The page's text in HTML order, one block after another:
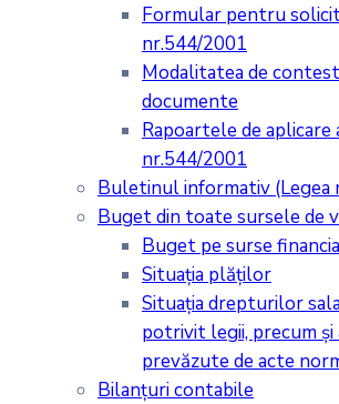
Formular pentru
nr.544/2001
Modalitatea de
documente
Rapoartele de aplicare
nr.544/2001
Buletinul informativ (Legea
Buget din toate sursele de
Buget pe surse
Situaţia plăţilor
Situaţia drepturilor
potrivit legii, precum
prevăzute de acte
Bilanţuri contabile